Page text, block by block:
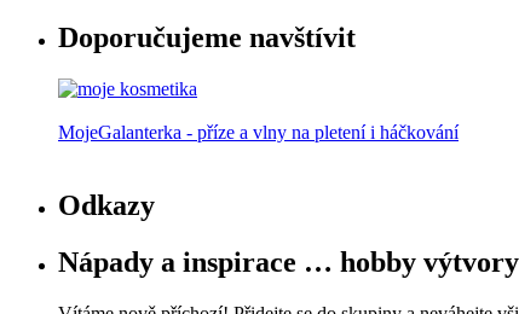
Doporučujeme navštívit
MojeGalanterka - příze a vlny na pletení i háčkování
Odkazy
Nápady a inspirace … hobby výtvory